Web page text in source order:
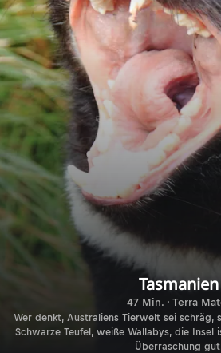
Tasmanien
47 Min. · Terra
Wer denkt, Australiens Tierwelt sei schräg,
Schwarze Teufel, weiße Wallabys, die
Überraschung